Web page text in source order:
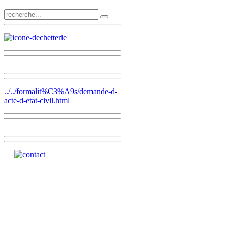
../../formalit%C3%A9s/demande-d-
acte-d-etat-civil.html